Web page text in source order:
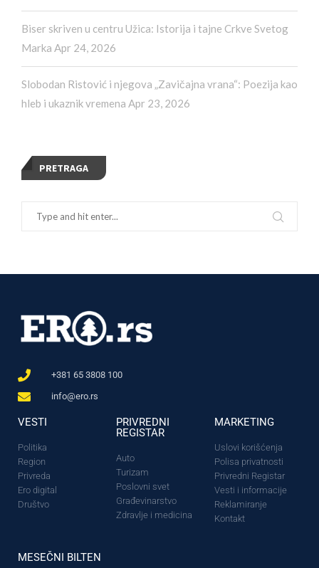
Biser skriven u centru Užica: Istorija i tajne Crkve Svetog
Marka Apr 24, 2026
Slobodan Ristović i njegova „Zavičajna vrana“: Poezija kao
hleb i ukaznik vremena Apr 23, 2026
PRETRAGA
+381 65 3808 100
info@ero.rs
VESTI
Politika
Region
Privreda
Ero digital
Društvo
PRIVREDNI
REGISTAR
Auto
Turizam
Poslovni svet
Građevinarstvo
Zdravlje i medicina
MARKETING
Uslovi korišćenja
Polisa privatnosti
Privredni Registar
Vesti i informacije
Reklamiranje
Kontakt
MESEČNI BILTEN